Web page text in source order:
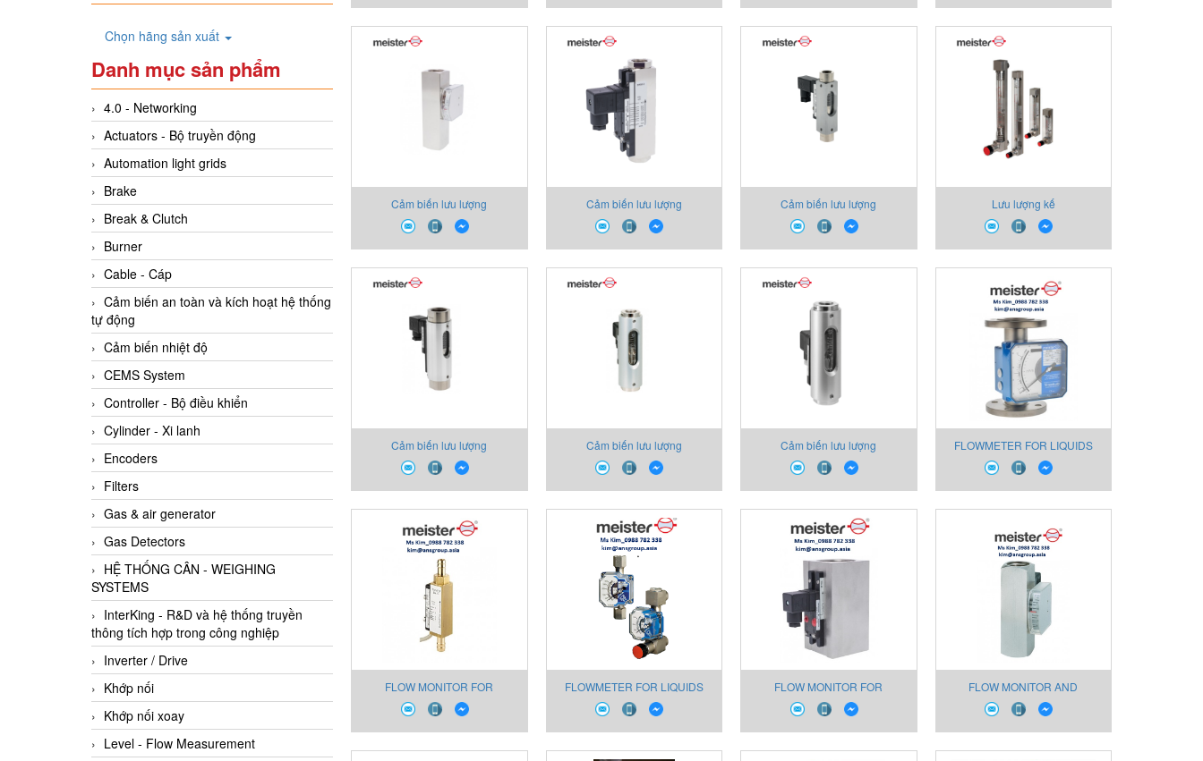
Chọn hãng sản xuất
Danh mục sản phẩm
4.0 - Networking
Actuators - Bộ truyền động
Automation light grids
Brake
Break & Clutch
Burner
Cable - Cáp
Cảm biến an toàn và kích hoạt hệ thống
tự động
Cảm biến nhiệt độ
CEMS System
Controller - Bộ điều khiển
Cylinder - Xi lanh
Encoders
Filters
Gas & air generator
Gas Detectors
HỆ THỐNG CÂN - WEIGHING
SYSTEMS
InterKing - R&D và hệ thống truyền
thông tích hợp trong công nghiệp
Inverter / Drive
Khớp nối
Khớp nối xoay
Level - Flow Measurement
Cảm biến lưu lượng Cảm biến lưu lượng Cảm biến lưu lượng Lưu lượng kế
Cảm biến lưu lượng Cảm biến lưu lượng Cảm biến lưu lượng
FLOWMETER FOR LIQUIDS
AND GASES_Type SC-250
FLOW MONITOR FOR
LIQUIDS_Type RVM/U-S4
FLOWMETER FOR LIQUIDS
AND GASES_Type M-21
FLOW MONITOR FOR
LIQUIDS_Type WBMC Series
FLOW MONITOR AND
INDICATOR FOR OIL_DKM / A-
1